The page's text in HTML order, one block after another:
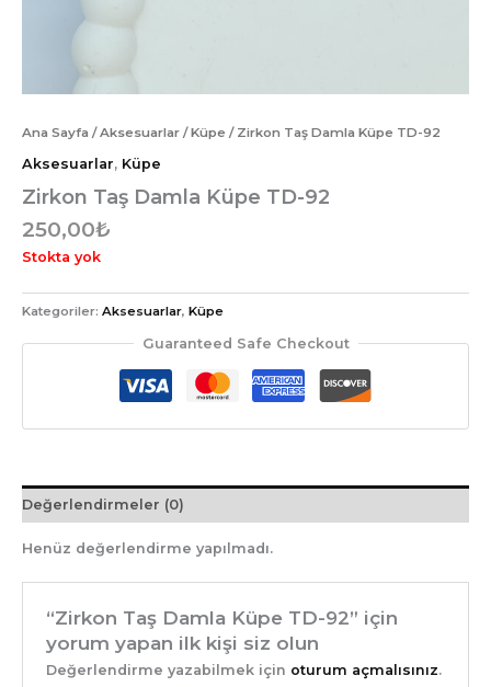
Ana Sayfa /Aksesuarlar /Küpe / Zirkon Taş Damla Küpe TD-92
Aksesuarlar, Küpe
Zirkon Taş Damla Küpe TD-92
250,00₺
Stokta yok
Kategoriler: Aksesuarlar, Küpe
Guaranteed Safe Checkout
Değerlendirmeler (0)
Henüz değerlendirme yapılmadı.
“Zirkon Taş Damla Küpe TD-92” için
yorum yapan ilk kişi siz olun
Değerlendirme yazabilmek için oturum açmalısınız.